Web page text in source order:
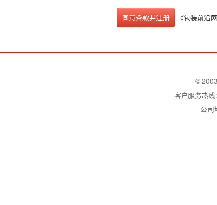
同意条款并注册 《包装前沿
©
客户服务热
公司